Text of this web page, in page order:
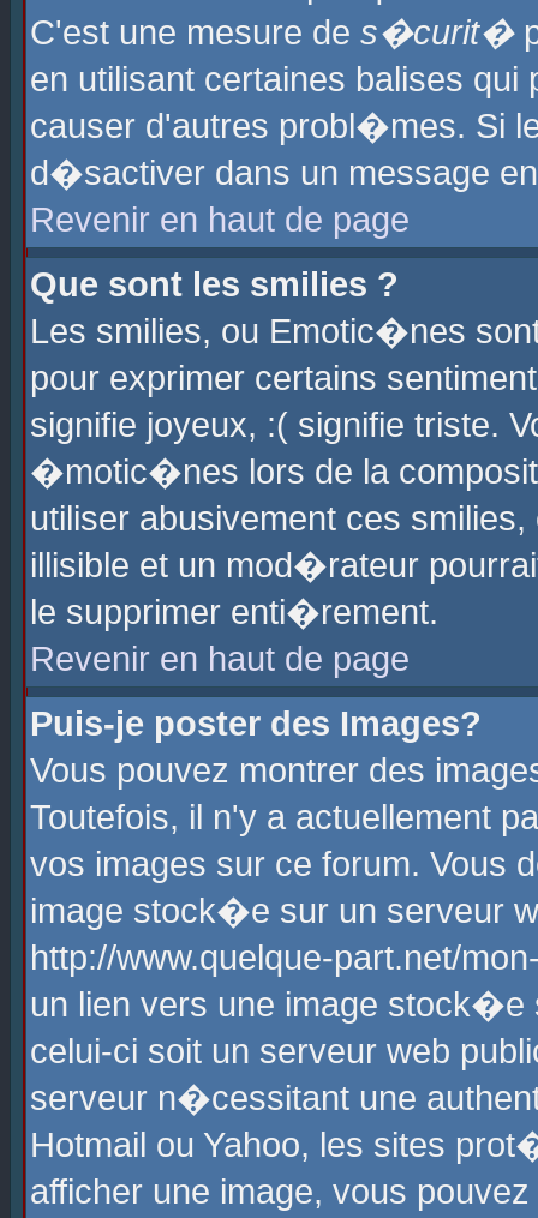
C'est une mesure de s�curit�
en utilisant certaines balises
causer d'autres probl�mes. Si
d�sactiver dans un message
Revenir en haut de page
Que sont les smilies ?
Les smilies, ou Emotic�nes
pour exprimer certains
signifie joyeux, :( signifie triste.
�motic�nes lors de la
utiliser abusivement ces
illisible et un mod�rateur
le supprimer enti�rement.
Revenir en haut de page
Puis-je poster des Images?
Vous pouvez montrer des
Toutefois, il n'y a actuellement
vos images sur ce forum. Vous
image stock�e sur un serveur
http://www.quelque-part.net/
un lien vers une image
celui-ci soit un serveur web
serveur n�cessitant une
Hotmail ou Yahoo, les sites
afficher une image, vous